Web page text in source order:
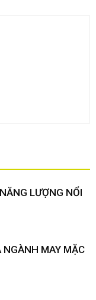
LƯỢNG NỔI
MAY MẶC